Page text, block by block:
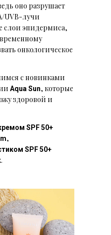
оно разрушает
UVB-лучи
слои эпидермиса,
онкологическое
с новинками
Aqua Sun, которые
здоровой и
SPF 50+
,
SPF 50+
.